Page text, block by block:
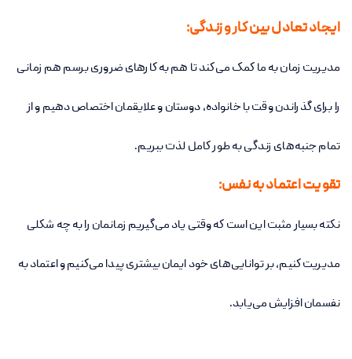
ایجاد تعادل بین کار و زندگی:
مدیریت زمان به ما کمک می‌کند تا هم به کارهای ضروری برسم هم زمانی
را برای گذراندن وقت با خانواده، دوستان و علایقمان اختصاص دهیم و از
تمام جنبه‌های زندگی به طور کامل لذت ببریم.
تقویت اعتماد به نفس:
نکته بسیار مثبت این است که وقتی یاد می‌گیریم زمانمان را به چه شکلی
مدیریت کنیم، بر توانایی‌های خود ایمان بیشتری پیدا می‌کنیم و اعتماد به
نفسمان افزایش می‌یابد.